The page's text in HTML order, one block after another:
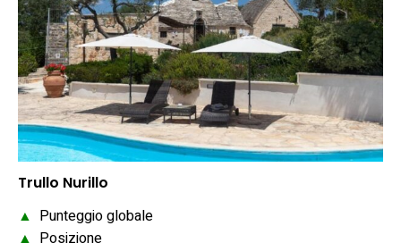
Trullo Nurillo
▲ Punteggio globale
▲ Posizione